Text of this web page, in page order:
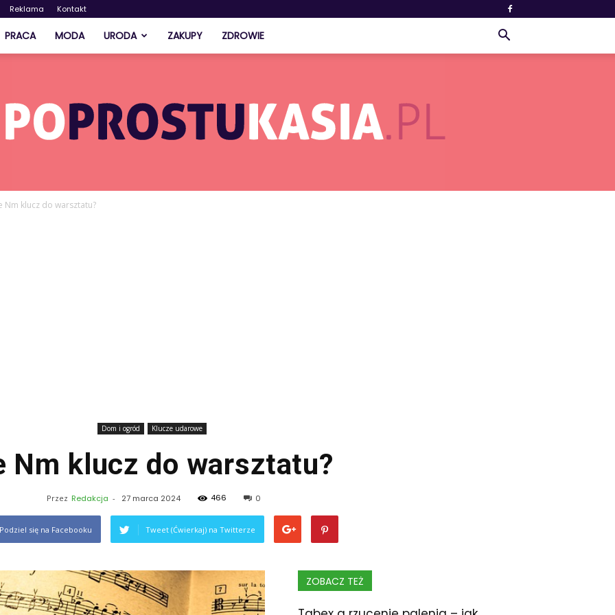
Reklama Kontakt
PRACA MODA URODA ZAKUPY ZDROWIE
Nm klucz do warsztatu?
Dom i ogród Klucze udarowe
Nm klucz do warsztatu?
Przez Redakcja - 27 marca 2024 466 0
się na Facebooku Tweet (Ćwierkaj) na Twitterze
ZOBACZ TEŻ